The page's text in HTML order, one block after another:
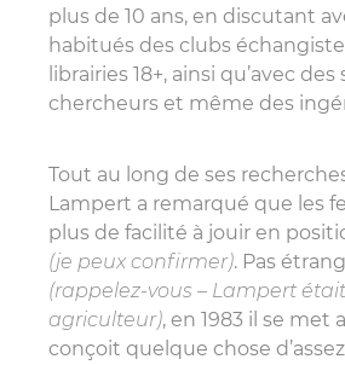
plus de 10 ans, en discutant
habitués des clubs
librairies 18+, ainsi qu’avec
chercheurs et même des
Tout au long de ses
Lampert a remarqué que les
plus de facilité à jouir en
(je peux confirmer). Pas
(rappelez-vous – Lampert
agriculteur), en 1983 il se met
conçoit quelque chose